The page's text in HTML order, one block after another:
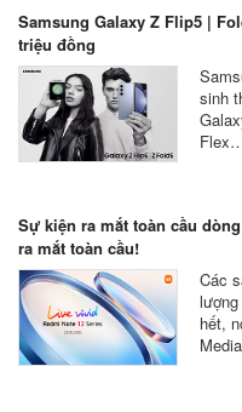
Samsung Galaxy Z Flip5 |
triệu đồng
sinh
Sự kiện ra mắt toàn cầu
ra mắt toàn cầu!
Các
hết,